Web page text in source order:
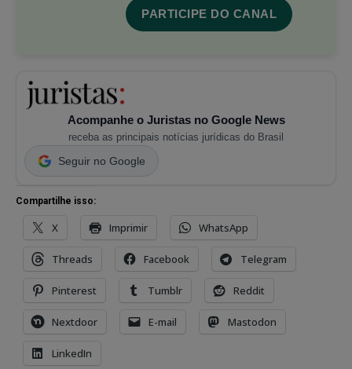
PARTICIPE DO CANAL
Acompanhe o Juristas no Google News
receba as principais notícias jurídicas do Brasil
Seguir no Google
Compartilhe isso:
X Imprimir WhatsApp
Threads Facebook Telegram
Pinterest Tumblr Reddit
Nextdoor E-mail Mastodon
LinkedIn